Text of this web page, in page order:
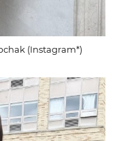
(Instagram*)